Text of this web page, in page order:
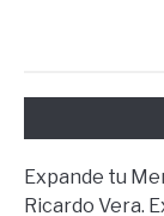
Expande tu
Ricardo Vera.